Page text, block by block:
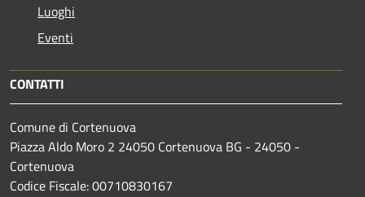
Luoghi
Eventi
CONTATTI
Comune di Cortenuova
Piazza Aldo Moro 2 24050 Cortenuova BG - 24050 -
Cortenuova
Codice Fiscale: 00710830167